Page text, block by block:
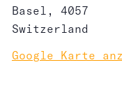
Basel ,
4057
Switzerland
Google Karte